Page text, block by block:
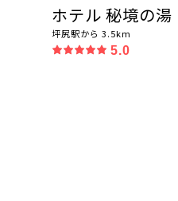
ホテル 秘境の湯
坪尻駅から 3.5km
5.0